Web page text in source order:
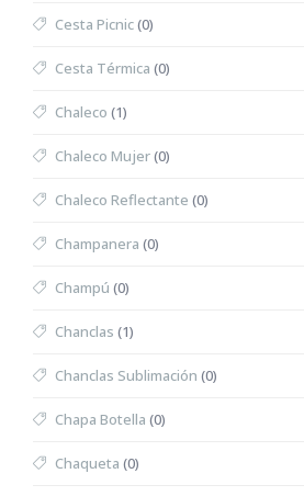
Cesta Picnic(0)
Cesta Térmica (0)
Chaleco (1)
Chaleco Mujer(0)
Chaleco Reflectante (0)
Champanera (0)
Champú (0)
Chanclas (1)
Chanclas Sublimación (0)
Chapa Botella (0)
Chaqueta (0)